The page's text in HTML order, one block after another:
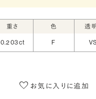
重さ 色 透
0.203ct F
お気に入りに追加